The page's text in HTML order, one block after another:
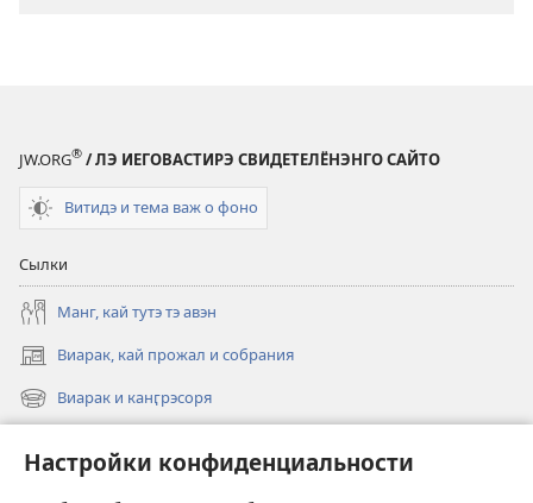
Настройки конфиденциальности
JW.ORG® / ЛЭ ИЕГОВАСТИРЭ СВИДЕТЕЛЁНЭНГО САЙТО
Витидэ и тема важ о фоно
Сылки
Манг, кай тутэ тэ авэн
Виарак, кай прожал и собрания
(открывается
в
новом
Виарак и канӷрэсоря
(открывается
в
новом
окне) Видео